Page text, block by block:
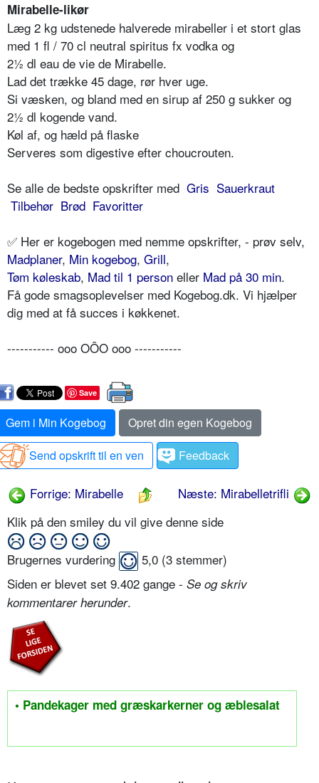
Mirabelle-likør
Læg 2 kg udstenede halverede mirabeller i et stort glas
med 1 fl / 70 cl neutral spiritus fx vodka og
2½ dl eau de vie de Mirabelle.
Lad det trække 45 dage, rør hver uge.
Si væsken, og bland med en sirup af 250 g sukker og
2½ dl kogende vand.
Køl af, og hæld på flaske
Serveres som digestive efter choucrouten.
Se alle de bedste opskrifter med Gris Sauerkraut
Tilbehør Brød Favoritter
✅ Her er kogebogen med nemme opskrifter, - prøv selv,
Madplaner, Min kogebog, Grill,
Tøm køleskab, Mad til 1 person eller Mad på 30 min.
Få gode smagsoplevelser med Kogebog.dk. Vi hjælper
dig med at få succes i køkkenet.
----------- ooo OÔO ooo -----------
Save
Gem i Min Kogebog
Opret din egen Kogebog
Send opskrift til en ven
Feedback
Forrige: Mirabelle
Næste: Mirabelletrifli
Klik på den smiley du vil give denne side
Brugernes vurdering 5,0 (3 stemmer)
Siden er blevet set 9.402 gange - Se og skriv
kommentarer herunder.
• Pandekager med græskarkerner og æblesalat